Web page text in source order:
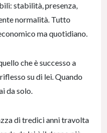
stabilità, presenza,
normalità. Tutto
ma quotidiano.
che è successo a
su di lei. Quando
da solo.
di tredici anni travolta